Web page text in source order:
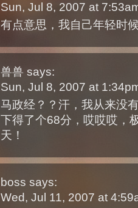
Sun, Jul 8, 2007 at
有点意思，我自己年轻时
兽兽 says:
Sun, Jul 8, 2007 at
马政经？？汗，我从来没
下得了个68分，哎哎哎，
天！
boss says:
Wed, Jul 11, 2007 at